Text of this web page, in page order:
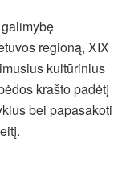
regioną, XIX
kultūrinius
krašto padėtį
bei papasakoti